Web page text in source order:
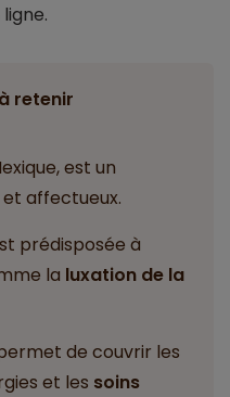
retenir
est un
affectueux.
prédisposée à
la luxation de la
de couvrir les
et les soins